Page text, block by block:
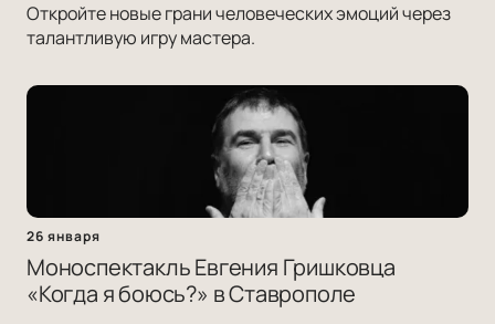
Откройте новые грани человеческих эмоций через
талантливую игру мастера.
26 января
Моноспектакль Евгения Гришковца
«Когда я боюсь?» в Ставрополе